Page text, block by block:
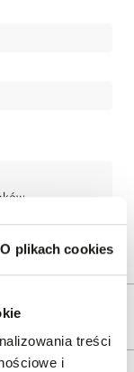
O plikach cookies
treści
i